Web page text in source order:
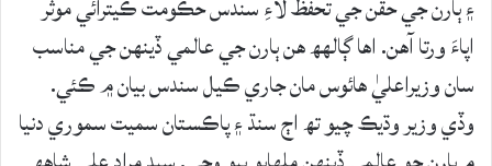
اپاءَ ورتا آھن. اھا ڳالهھ ھن ٻارن جي عالمي ڏينھن جي مناسب
سان وزيراعليٰ ھائوس مان جاري ڪيل سندس بيان ۾ ڪئي.
وڏي وزير وڌيڪ چيو تھ اڄ سنڌ ۽ پاڪستان سميت سموري دنيا